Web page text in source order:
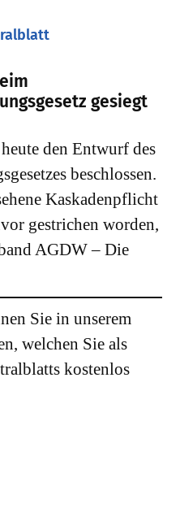
gesiegt
den Entwurf des
beschlossen.
Kaskadenpflicht
gestrichen worden,
AGDW – Die
Sie in unserem
welchen Sie als
kostenlos